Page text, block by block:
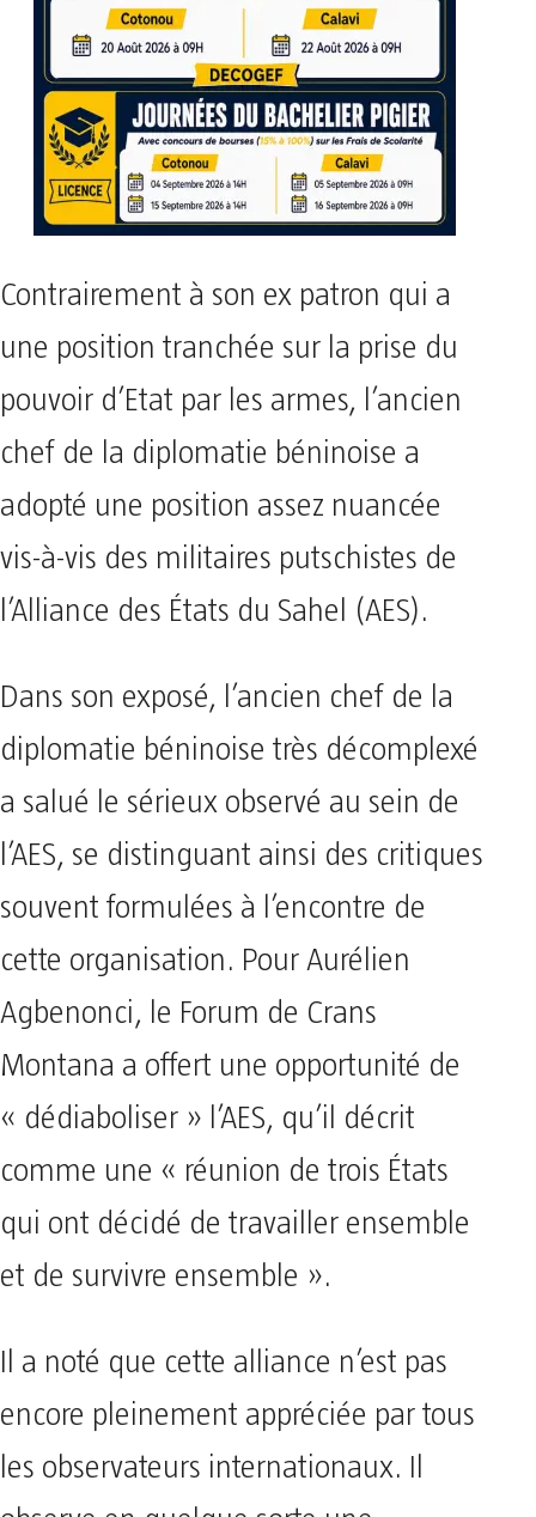
Contrairement à son ex patron qui a
une position tranchée sur la prise du
pouvoir d’Etat par les armes, l’ancien
chef de la diplomatie béninoise a
adopté une position assez nuancée
vis-à-vis des militaires putschistes de
l’Alliance des États du Sahel (AES).
Dans son exposé, l’ancien chef de la
diplomatie béninoise très décomplexé
a salué le sérieux observé au sein de
l’AES, se distinguant ainsi des critiques
souvent formulées à l’encontre de
cette organisation. Pour Aurélien
Agbenonci, le Forum de Crans
Montana a offert une opportunité de
« dédiaboliser » l’AES, qu’il décrit
comme une « réunion de trois États
qui ont décidé de travailler ensemble
et de survivre ensemble ».
Il a noté que cette alliance n’est pas
encore pleinement appréciée par tous
les observateurs internationaux. Il